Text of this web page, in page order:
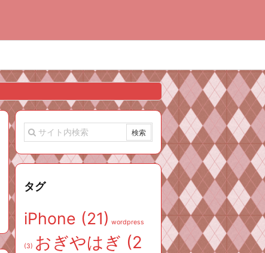
タグ
iPhone (21) wordpress
(3) おぎやはぎ (2